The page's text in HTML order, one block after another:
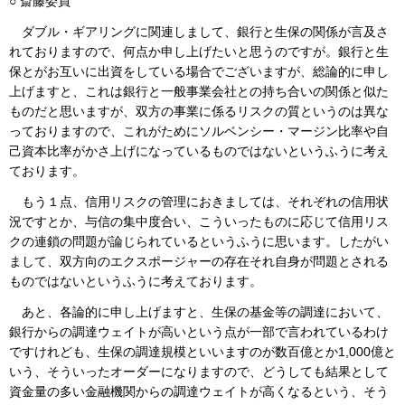
ダブル・ギアリングに関連しまして、銀行と生保の関係が言及さ
れておりますので、何点か申し上げたいと思うのですが。銀行と生
保とがお互いに出資をしている場合でございますが、総論的に申し
上げますと、これは銀行と一般事業会社との持ち合いの関係と似た
ものだと思いますが、双方の事業に係るリスクの質というのは異な
っておりますので、これがためにソルベンシー・マージン比率や自
己資本比率がかさ上げになっているものではないというふうに考え
ております。
もう１点、信用リスクの管理におきましては、それぞれの信用状
況ですとか、与信の集中度合い、こういったものに応じて信用リス
クの連鎖の問題が論じられているというふうに思います。したがい
まして、双方向のエクスポージャーの存在それ自身が問題とされる
ものではないというふうに考えております。
あと、各論的に申し上げますと、生保の基金等の調達において、
銀行からの調達ウェイトが高いという点が一部で言われているわけ
ですけれども、生保の調達規模といいますのが数百億とか1,000億と
いう、そういったオーダーになりますので、どうしても結果として
資金量の多い金融機関からの調達ウェイトが高くなるという、そう